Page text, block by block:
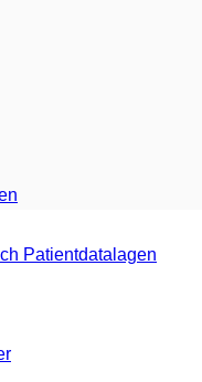
Patientdatalagen